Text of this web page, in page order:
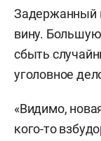
Задержанный
вину. Большую
сбыть
уголовное
«Видимо,
кого-то